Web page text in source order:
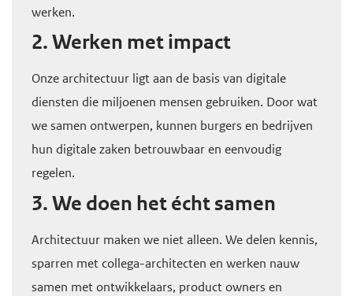
werken.
2. Werken met impact
Onze architectuur ligt aan de basis van digitale
diensten die miljoenen mensen gebruiken. Door wat
we samen ontwerpen, kunnen burgers en bedrijven
hun digitale zaken betrouwbaar en eenvoudig
regelen.
3. We doen het écht samen
Architectuur maken we niet alleen. We delen kennis,
sparren met collega-architecten en werken nauw
samen met ontwikkelaars, product owners en